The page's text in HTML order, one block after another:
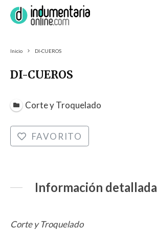
Inicio DI-CUEROS
DI-CUEROS
Corte y Troquelado
FAVORITO
Información detallada
Corte y Troquelado